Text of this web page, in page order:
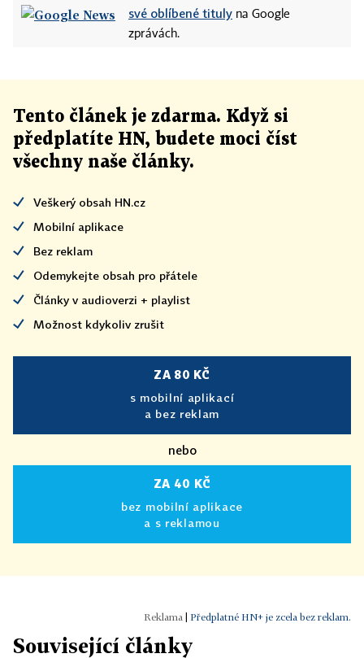
své oblíbené tituly na Google
zprávách.
Tento článek je zdarma. Když si
předplatíte HN, budete moci číst
všechny naše články.
Veškerý obsah HN.cz
Mobilní aplikace
Bez reklam
Odemykejte obsah pro přátele
Články v audioverzi + playlist
Možnost kdykoliv zrušit
ZA 80 KČ
s mobilní aplikací
a bez reklam
nebo
ZA 40 KČ
bez mobilní aplikace
a s reklamou
Předplatné HN+ je zcela bez reklam.
Související články